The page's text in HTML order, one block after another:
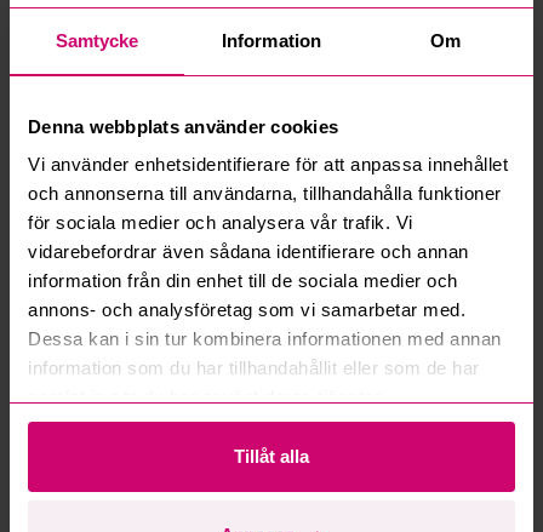
Samtycke Information Om
Denna webbplats använder cookies
Vi använder enhetsidentifierare för att anpassa innehållet
och annonserna till användarna, tillhandahålla funktioner
för sociala medier och analysera vår trafik. Vi
vidarebefordrar även sådana identifierare och annan
information från din enhet till de sociala medier och
annons- och analysföretag som vi samarbetar med.
Dessa kan i sin tur kombinera informationen med annan
information som du har tillhandahållit eller som de har
Tillåt alla
Vad är ett reservationspris?
Hur fungerar budmotorn?
Kan jag ångra ett bud?
Kan ni frakta mina vunna objekt?
Läs fler frågor och svar
Mer från samma kategori